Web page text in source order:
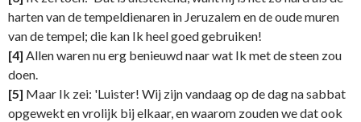
harten van de tempeldienaren in Jeruzalem en de oude muren
van de tempel; die kan Ik heel goed gebruiken!
[4] Allen waren nu erg benieuwd naar wat Ik met de steen zou
doen.
[5] Maar Ik zei: 'Luister! Wij zijn vandaag op de dag na sabbat
opgewekt en vrolijk bij elkaar, en waarom zouden we dat ook